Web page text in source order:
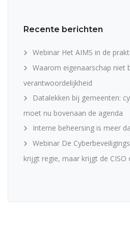
Recente berichten
Webinar Het AIMS in de
Waarom eigenaarschap niet
verantwoordelijkheid
Datalekken bij gemeenten:
moet nu bovenaan de agenda
Interne beheersing is meer
Webinar De
krijgt regie, maar krijgt de CISO